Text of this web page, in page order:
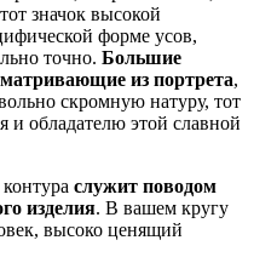
значок высокой
форме усов,
точно. Большие
из портрета,
скромную натуру, тот
и обладателю этой славной
служит поводом
изделия. В вашем кругу
высоко ценящий